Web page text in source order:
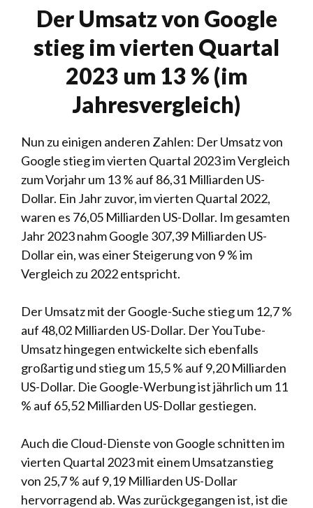
Der Umsatz von Google
stieg im vierten Quartal
2023 um 13 % (im
Jahresvergleich)
Nun zu einigen anderen Zahlen: Der Umsatz von
Google stieg im vierten Quartal 2023 im Vergleich
zum Vorjahr um 13 % auf 86,31 Milliarden US-
Dollar. Ein Jahr zuvor, im vierten Quartal 2022,
waren es 76,05 Milliarden US-Dollar. Im gesamten
Jahr 2023 nahm Google 307,39 Milliarden US-
Dollar ein, was einer Steigerung von 9 % im
Vergleich zu 2022 entspricht.
Der Umsatz mit der Google-Suche stieg um 12,7 %
auf 48,02 Milliarden US-Dollar. Der YouTube-
Umsatz hingegen entwickelte sich ebenfalls
großartig und stieg um 15,5 % auf 9,20 Milliarden
US-Dollar. Die Google-Werbung ist jährlich um 11
% auf 65,52 Milliarden US-Dollar gestiegen.
Auch die Cloud-Dienste von Google schnitten im
vierten Quartal 2023 mit einem Umsatzanstieg
von 25,7 % auf 9,19 Milliarden US-Dollar
hervorragend ab. Was zurückgegangen ist, ist die